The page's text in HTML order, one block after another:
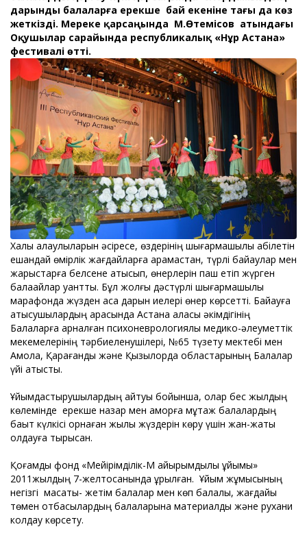
дарынды балаларға ерекше бай екеніне тағы да көз
жеткізді. Мереке қарсаңында М.Өтемісов атындағы
Оқушылар сарайында республикалық «Нұр Астана»
фестивалі өтті.
Халық қалаулыларын әсіресе, өздерінің шығармашылық қабілетін
ешқандай өмірлік жағдайларға қарамастан, түрлі байқаулар мен
жарыстарға белсене қатысып, өнерлерін паш етіп жүрген
балақайлар қуантты. Бұл жолғы дәстүрлі шығармашылық
марафонда жүзден аса дарын иелері өнер көрсетті. Байқауға
қатысушылардың арасында Астана қаласы әкімдігінің
Балаларға арналған психоневрологиялық медико-әлеуметтік
мекемелерінің тәрбиеленушілері, №65 түзету мектебі мен
Ақмола, Қарағанды және Қызылорда областарының Балалар
үйі қатысты.
Ұйымдастырушылардың айтуы бойынша, олар бес жылдың
көлемінде ерекше назар мен қамқорға мұқтаж балалардың
бақыт күлкісі орнаған жылы жүздерін көру үшін жан-жақты
қолдауға тырысқан.
Қоғамдық фонд «Мейірімділік-М қайырымдылық ұйымы»
2011жылдың 7-желтоқсанында құрылған. Ұйым жұмысының
негізгі мақсаты- жетім балалар мен көп балалы, жағдайы
төмен отбасылардың балаларына материалдық және рухани
колдау көрсету.